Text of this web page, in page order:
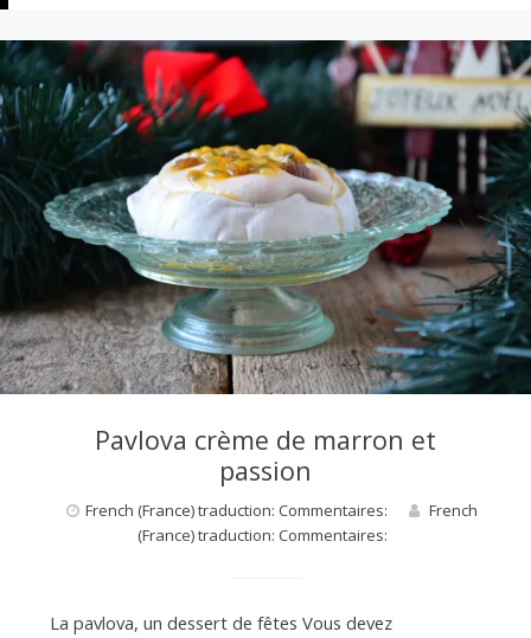
M
o
n
d
e
Pavlova crème de marron et
passion
French (France) traduction: Commentaires:
French
(France) traduction: Commentaires:
La pavlova, un dessert de fêtes Vous devez